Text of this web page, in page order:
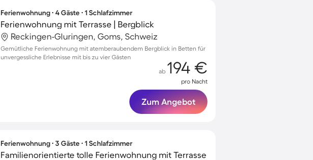
Ferienwohnung ∙ 4 Gäste ∙ 1 Schlafzimmer
Ferienwohnung mit Terrasse | Bergblick
Reckingen-Gluringen, Goms, Schweiz
Gemütliche Ferienwohnung mit atemberaubendem Bergblick in Betten für
unvergessliche Erlebnisse mit bis zu vier Gästen
ab 194 €
pro Nacht
Zum Angebot
Ferienwohnung ∙ 3 Gäste ∙ 1 Schlafzimmer
Familienorientierte tolle Ferienwohnung mit Terrasse